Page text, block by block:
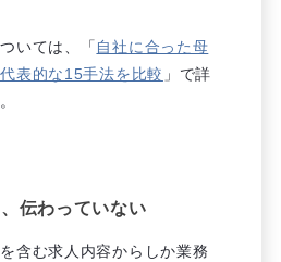
いては、「 自社に合った母
表的な15手法を比較 」で詳
伝わっていない
含む求人内容からしか業務